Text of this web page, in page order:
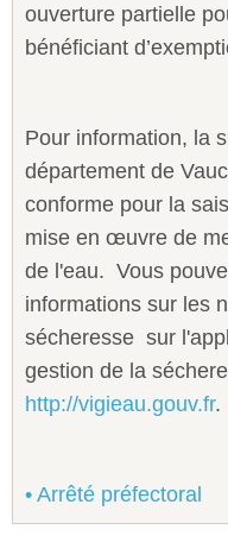
ouverture partielle
bénéficiant
Pour information, la
département de
conforme pour la
mise en œuvre de
de l'eau. Vous
informations sur les
sécheresse sur
gestion de la
http://vigieau.gouv.fr.
• Arrêté préfectoral